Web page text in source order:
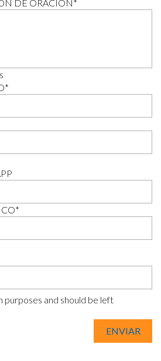
DE ORACIÓN*
*
*
purposes and should be left